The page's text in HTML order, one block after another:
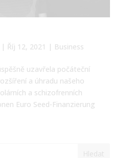
| Říj 12, 2021 | Business
uzavřela počáteční
a úhradu našeho
a schizofrenních
Euro Seed-Finanzierung
Hledat